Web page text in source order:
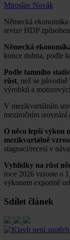
Miroslav Novák
Německá
revize HDP
Německá
konce dubna, podle
Podle tamního
růst, než se
výrobků a
V mezikvartálním
meziročním srovnání
O něco lepší výkon
mezikvartálně
stagnaci/recesi v
Vyhlídky na růst
roce 2026 vzroste o
výkonem exportně
Sdílet článek